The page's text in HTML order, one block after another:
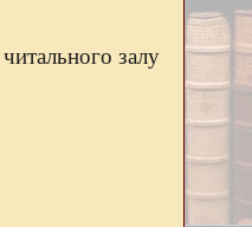
залу